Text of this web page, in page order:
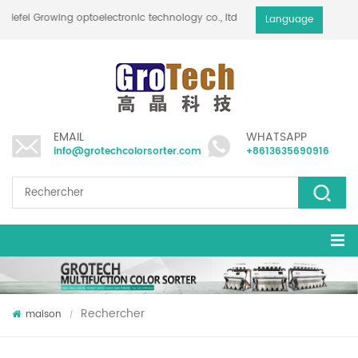
Hefei Growing optoelectronic technology co., ltd Language
EMAIL
info@grotechcolorsorter.com
WHATSAPP
+8613635690916
maison / Rechercher